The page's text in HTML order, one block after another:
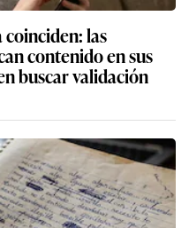
las
contenido en sus
buscar validación